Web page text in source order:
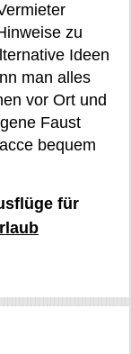
zu
Ideen
man alles
vor Ort und
Faust
bequem
für